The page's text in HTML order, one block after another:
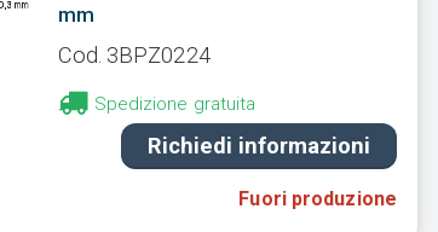
mm
Cod. 3BPZ0224
Spedizione gratuita
Richiedi informazioni
Fuori produzione